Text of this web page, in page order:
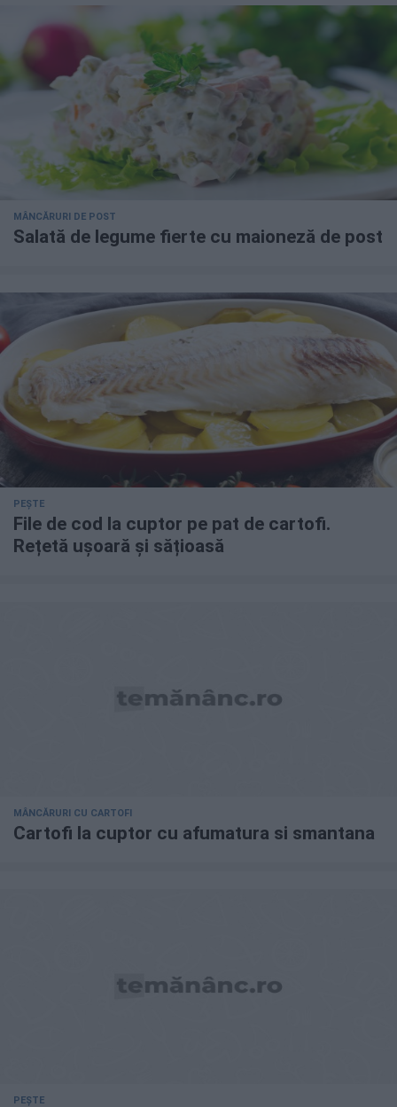
MÂNCĂRURI DE POST
Salată de legume fierte cu maioneză de post
PEȘTE
File de cod la cuptor pe pat de cartofi.
Rețetă ușoară și sățioasă
MÂNCĂRURI CU CARTOFI
Cartofi la cuptor cu afumatura si smantana
PEȘTE